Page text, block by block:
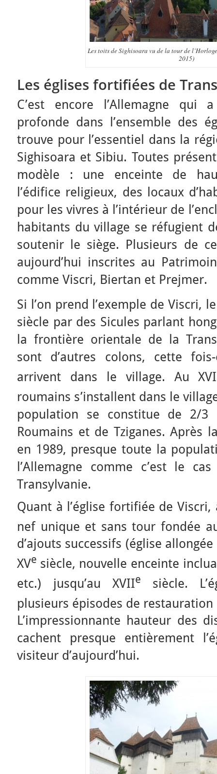
Les toits de Sighisoara vu de la tour de
2015)
Les églises fortifiées de
C’est encore l’Allemagne qui
profonde dans l’ensemble des
trouve pour l’essentiel dans la
Sighisoara et Sibiu. Toutes
modèle : une enceinte de
l’édifice religieux, des locaux
pour les vivres à l’intérieur de
habitants du village se réfugient
soutenir le siège. Plusieurs de
aujourd’hui inscrites au
comme Viscri, Biertan et Prejmer.
Si l’on prend l’exemple de Viscri,
siècle par des Sicules parlant
la frontière orientale de la
sont d’autres colons, cette
arrivent dans le village. Au
roumains s’installent dans le
population se constitue de 2/3
Roumains et de Tziganes. Après
en 1989, presque toute la
l’Allemagne comme c’est le
Transylvanie.
Quant à l’église fortifiée de
nef unique et sans tour fondée
d’ajouts successifs (église
XVe siècle, nouvelle enceinte
etc.) jusqu’au XVIIe siècle.
plusieurs épisodes de
L’impressionnante hauteur des
cachent presque entièrement
visiteur d’aujourd’hui.